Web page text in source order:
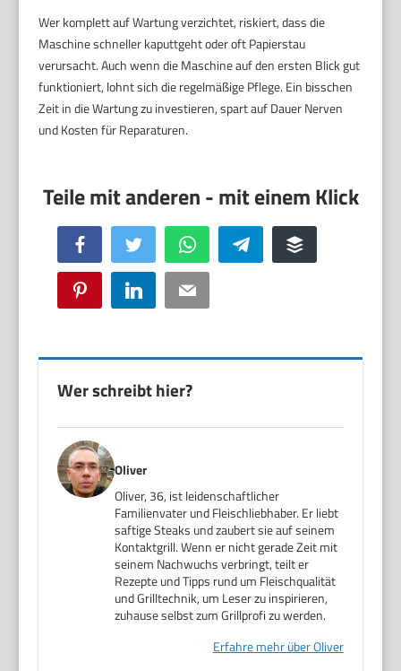
Wer komplett auf Wartung verzichtet, riskiert, dass die
Maschine schneller kaputtgeht oder oft Papierstau
verursacht. Auch wenn die Maschine auf den ersten Blick gut
funktioniert, lohnt sich die regelmäßige Pflege. Ein bisschen
Zeit in die Wartung zu investieren, spart auf Dauer Nerven
und Kosten für Reparaturen.
Facebook Twitter WhatsApp Telegram Buffer
Pinterest LinkedIn Email
Wer schreibt hier?
Oliver
Oliver, 36, ist leidenschaftlicher
Familienvater und Fleischliebhaber. Er liebt
saftige Steaks und zaubert sie auf seinem
Kontaktgrill. Wenn er nicht gerade Zeit mit
seinem Nachwuchs verbringt, teilt er
Rezepte und Tipps rund um Fleischqualität
und Grilltechnik, um Leser zu inspirieren,
zuhause selbst zum Grillprofi zu werden.
Erfahre mehr über Oliver